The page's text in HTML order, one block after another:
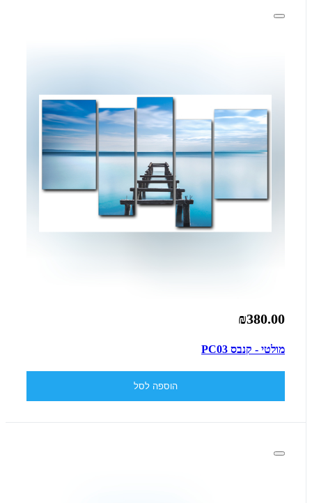
₪380.00
מולטי - קנבס PC03
הוספה לסל